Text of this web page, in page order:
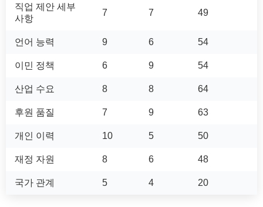
직업 제안 세부
사항
7 7 49
언어 능력 9 6 54
이민 정책 6 9 54
산업 수요 8 8 64
후원 품질 7 9 63
개인 이력 10 5 50
재정 자원 8 6 48
국가 관계 5 4 20